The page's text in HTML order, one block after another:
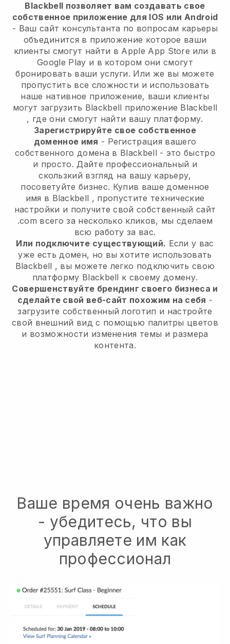
Blackbell позволяет вам создавать свое
собственное приложение для IOS или Android
- Ваш сайт консультанта по вопросам карьеры
объединится в приложение которое ваши
клиенты смогут найти в Apple App Store или в
Google Play и в котором они смогут
бронировать ваши услуги. Или же вы можете
пропустить все сложности и использовать
наше нативное приложение, ваши клиенты
могут загрузить Blackbell приложение Blackbell
, где они смогут найти вашу платформу.
Зарегистрируйте свое собственное
доменное имя - Регистрация вашего
собственного домена в Blackbell - это быстро
и просто.Дайте профессиональный и
скользкий взгляд на вашу карьеру,
посоветуйте бизнес. Купив ваше доменное
имя в Blackbell , пропустите технические
настройки и получите свой собственный сайт
.com всего за несколько кликов, мы сделаем
всю работу за вас.
Или подключите существующий. Если у вас
уже есть домен, но вы хотите использовать
Blackbell , вы можете легко подключить свою
платформу Blackbell к своему домену.
Совершенствуйте брендинг своего бизнеса и
сделайте свой веб-сайт похожим на себя -
загрузите собственный логотип и настройте
свой внешний вид с помощью палитры цветов
и возможности изменения темы и размера
контента.
Ваше время очень важно
- убедитесь, что вы
управляете им как
профессионал